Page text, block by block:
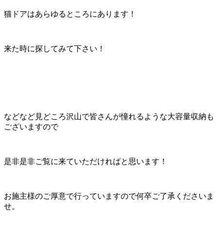
猫ドアはあらゆるところにあります！
来た時に探してみて下さい！
などなど見どころ沢山で皆さんが憧れるような大容量収納も
ございますので
是非是非ご覧に来ていただければと思います！
お施主様のご厚意で行っていますので何卒ご了承くださいま
せ。